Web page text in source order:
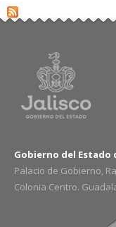
Gobierno del Estado
Palacio de Gobierno,
Colonia Centro.